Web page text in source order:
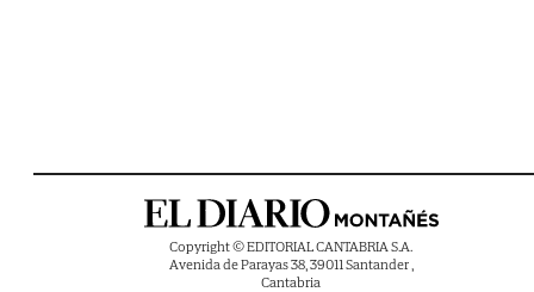
Copyright © EDITORIAL CANTABRIA S.A.
Avenida de Parayas 38, 39011 Santander ,
Cantabria